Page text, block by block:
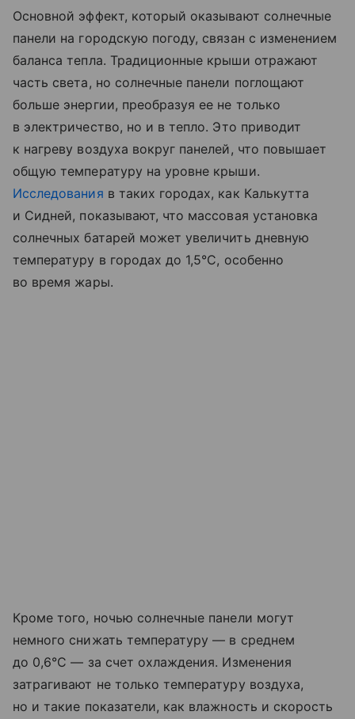
Основной эффект, который оказывают солнечные
панели на городскую погоду, связан с изменением
баланса тепла. Традиционные крыши отражают
часть света, но солнечные панели поглощают
больше энергии, преобразуя ее не только
в электричество, но и в тепло. Это приводит
к нагреву воздуха вокруг панелей, что повышает
общую температуру на уровне крыши.
Исследования в таких городах, как Калькутта
и Сидней, показывают, что массовая установка
солнечных батарей может увеличить дневную
температуру в городах до 1,5°C, особенно
во время жары.
Кроме того, ночью солнечные панели могут
немного снижать температуру — в среднем
до 0,6°C — за счет охлаждения. Изменения
затрагивают не только температуру воздуха,
но и такие показатели, как влажность и скорость